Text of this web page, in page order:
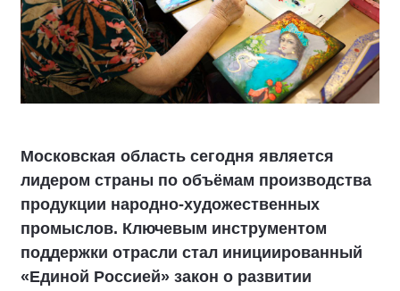
Московская область сегодня является
лидером страны по объёмам производства
продукции народно-художественных
промыслов. Ключевым инструментом
поддержки отрасли стал инициированный
«Единой Россией» закон о развитии